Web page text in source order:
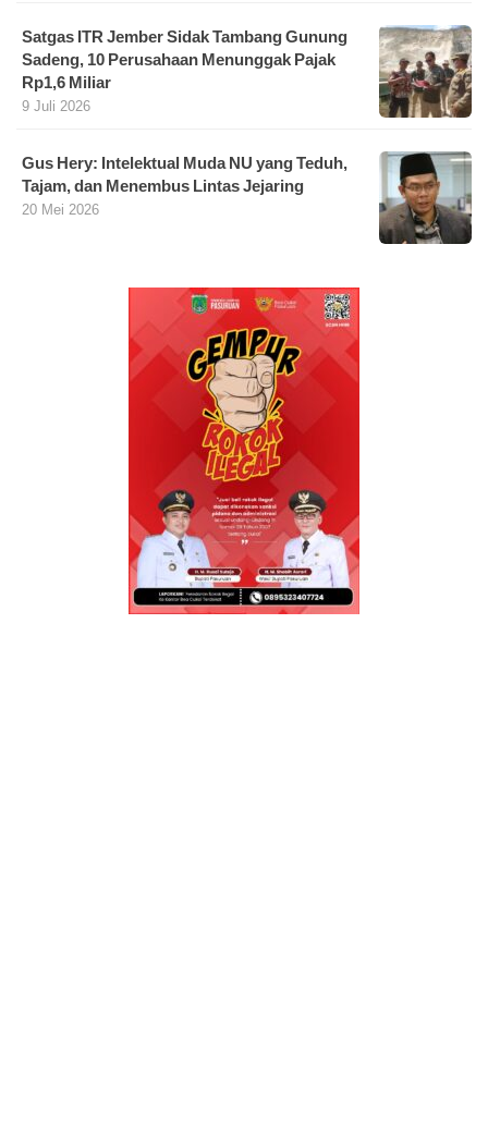
Satgas ITR Jember Sidak Tambang Gunung
Sadeng, 10 Perusahaan Menunggak Pajak
Rp1,6 Miliar
9 Juli 2026
Gus Hery: Intelektual Muda NU yang Teduh,
Tajam, dan Menembus Lintas Jejaring
20 Mei 2026